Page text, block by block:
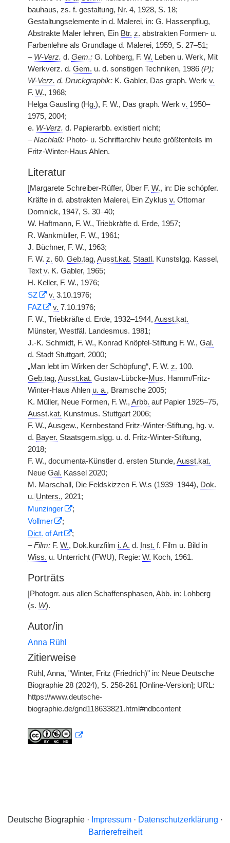
bauhaus, zs. f. gestaltung, Nr. 4, 1928, S. 18;
Gestaltungselemente in d. Malerei, in: G. Hassenpflug,
Abstrakte Maler lehren, Ein Btr. z. abstrakten Formen- u.
Farbenlehre als Grundlage d. Malerei, 1959, S. 27–51;
– W-Verz. d. Gem.: G. Lohberg, F. W. Leben u. Werk, Mit
Werkverz. d. Gem. u. d. sonstigen Techniken, 1986 (P);
W-Verz. d. Druckgraphik: K. Gabler, Das graph. Werk v.
F. W., 1968;
Helga Gausling (Hg.), F. W., Das graph. Werk v. 1950–
1975, 2004;
e. W-Verz. d. Papierarbb. existiert nicht;
–Nachlaß: Photo- u. Schriftarchiv heute größtenteils im
Fritz-Winter-Haus Ahlen.
Literatur
Margarete Schreiber-Rüffer, Über F. W., in: Die schöpfer.
Kräfte in d. abstrakten Malerei, Ein Zyklus v. Ottomar
Domnick, 1947, S. 30–40;
W. Haftmann, F. W., Triebkräfte d. Erde, 1957;
R. Wankmüller, F. W., 1961;
J. Büchner, F. W., 1963;
F. W. z. 60. Geb.tag, Ausst.kat. Staatl. Kunstslgg. Kassel,
Text v. K. Gabler, 1965;
H. Keller, F. W., 1976;
SZ
v. 3.10.1976;
FAZ
v. 7.10.1976;
F. W., Triebkräfte d. Erde, 1932–1944, Ausst.kat.
Münster, Westfäl. Landesmus. 1981;
J.-K. Schmidt, F. W., Konrad Knöpfel-Stiftung F. W., Gal.
d. Stadt Stuttgart, 2000;
„Man lebt im Wirken der Schöpfung“, F. W. z. 100.
Geb.tag, Ausst.kat. Gustav-Lübcke-Mus. Hamm/Fritz-
Winter-Haus Ahlen u. a., Bramsche 2005;
K. Müller, Neue Formen, F. W., Arbb. auf Papier 1925–75,
Ausst.kat. Kunstmus. Stuttgart 2006;
F. W., Ausgew., Kernbestand Fritz-Winter-Stiftung, hg. v.
d. Bayer. Staatsgem.slgg. u. d. Fritz-Winter-Stiftung,
2018;
F. W., documenta-Künstler d. ersten Stunde, Ausst.kat.
Neue Gal. Kassel 2020;
M. Marschall, Die Feldskizzen F. W.s (1939–1944), Dok.
u. Unters., 2021;
Munzinger
;
Vollmer
;
Dict. of Art
;
–Film: F. W., Dok.kurzfilm i. A. d. Inst. f. Film u. Bild in
Wiss. u. Unterricht (FWU), Regie: W. Koch, 1961.
Porträts
Photogrr. aus allen Schaffensphasen, Abb. in: Lohberg
(s. W).
Autor/in
Anna Rühl
Zitierweise
Rühl, Anna, "Winter, Fritz (Friedrich)" in: Neue Deutsche
Biographie 28 (2024), S. 258-261 [Online-Version]; URL:
https://www.deutsche-
biographie.de/gnd118633821.html#ndbcontent
Deutsche Biographie · Impressum· Datenschutzerklärung ·
Barrierefreiheit